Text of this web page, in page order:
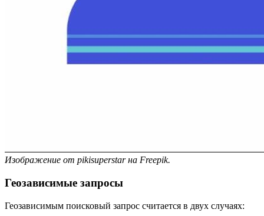
Изображение от pikisuperstar на Freepik.
Геозависимые запросы
Геозависимым поисковый запрос считается в двух случаях: